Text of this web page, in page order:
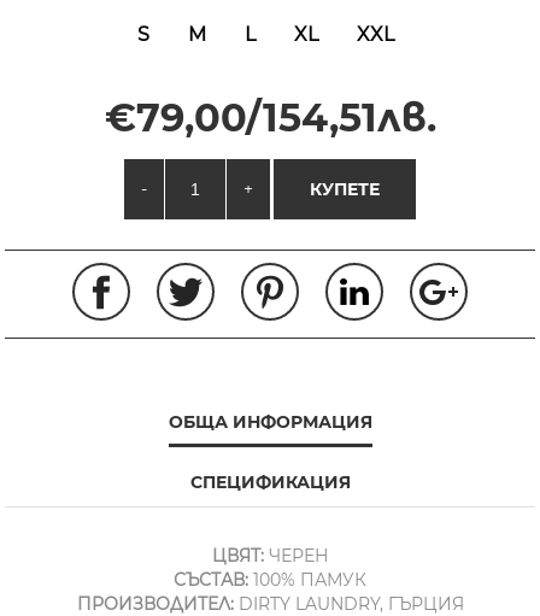
S M L XL XXL
€79,00/154,51лв.
- + КУПЕТЕ
ОБЩА ИНФОРМАЦИЯ
СПЕЦИФИКАЦИЯ
ЦВЯТ:ЧЕРЕН
СЪСТАВ: 100% ПАМУК
ПРОИЗВОДИТЕЛ:DIRTY LAUNDRY, ГЪРЦИЯ